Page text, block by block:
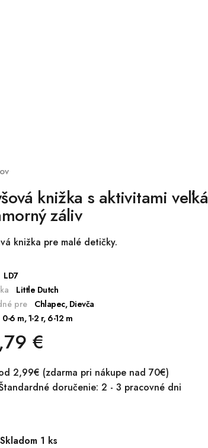
knižka s aktivitami veľká
záliv
knižka pre malé detičky.
LD7
Little Dutch
pre
Chlapec, Dievča
0-6 m, 1-2 r, 6-12 m
€
2,99€ (zdarma pri nákupe nad 70€)
doručenie: 2 - 3 pracovné dni
Skladom 1 ks